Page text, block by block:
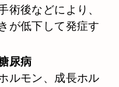
術後などにより、
が低下して発症す
尿病
ルモン、成長ホル